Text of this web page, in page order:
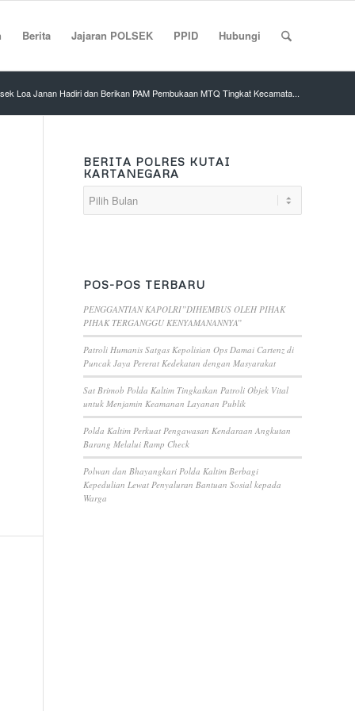
Berita Jajaran POLSEK PPID Hubungi
Loa Janan Hadiri dan Berikan PAM Pembukaan MTQ Tingkat Kecamata...
BERITA POLRES KUTAI
KARTANEGARA
POS-POS TERBARU
PENGGANTIAN KAPOLRI”DIHEMBUS OLEH PIHAK
PIHAK TERGANGGU KENYAMANANNYA”
Patroli Humanis Satgas Kepolisian Ops Damai Cartenz di
Puncak Jaya Pererat Kedekatan dengan Masyarakat
Sat Brimob Polda Kaltim Tingkatkan Patroli Objek Vital
untuk Menjamin Keamanan Layanan Publik
Polda Kaltim Perkuat Pengawasan Kendaraan Angkutan
Barang Melalui Ramp Check
Polwan dan Bhayangkari Polda Kaltim Berbagi
Kepedulian Lewat Penyaluran Bantuan Sosial kepada
Warga